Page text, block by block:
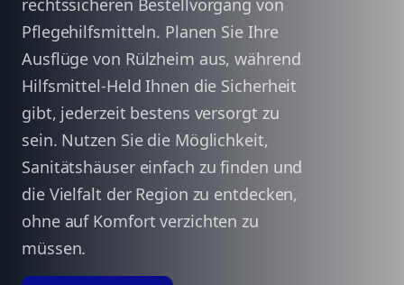
rechtssicheren Bestellvorgang von
Pflegehilfsmitteln. Planen Sie Ihre
Ausflüge von Rülzheim aus, während
Hilfsmittel-Held Ihnen die Sicherheit
gibt, jederzeit bestens versorgt zu
sein. Nutzen Sie die Möglichkeit,
Sanitätshäuser einfach zu finden und
die Vielfalt der Region zu entdecken,
ohne auf Komfort verzichten zu
müssen.